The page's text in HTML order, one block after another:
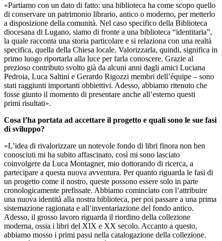
«Partiamo con un dato di fatto: una biblioteca ha come scopo quello
di conservare un patrimonio librario, antico o moderno, per metterlo
a disposizione della comunità. Nel caso specifico della Biblioteca
diocesana di Lugano, siamo di fronte a una biblioteca “identitaria”,
la quale racconta una storia particolare e si relaziona con una realtà
specifica, quella della Chiesa locale. Valorizzarla, quindi, significa in
primo luogo riportarla alla luce per farla conoscere. Grazie al
prezioso contributo svolto già da alcuni anni dagli amici Luciana
Pedroia, Luca Saltini e Gerardo Rigozzi membri dell’équipe – sono
stati raggiunti importanti obbiettivi. Adesso, abbiamo ritenuto che
fosse giunto il momento di presentare anche all’esterno questi
primi risultati».
Cosa l’ha portata ad accettare il progetto e quali sono le sue fasi
di sviluppo?
«L’idea di rivalorizzare un notevole fondo di libri finora non ben
conosciuti mi ha subito affascinato, così mi sono lasciato
coinvolgere da Luca Montagner, mio dottorando di ricerca, a
partecipare a questa nuova avventura. Per quanto riguarda le fasi di
un progetto come il nostro, queste possono essere solo in parte
cronologicamente prefissate. Abbiamo cominciato con l’attribuire
una nuova identità alla nostra biblioteca, per poi passare a una prima
sistemazione ragionata e all’inventariazione del fondo antico.
Adesso, il grosso lavoro riguarda il riordino della collezione
moderna, ossia i libri del XIX e XX secolo. Accanto a questo,
abbiamo mosso i primi passi nella catalogazione della collezione.